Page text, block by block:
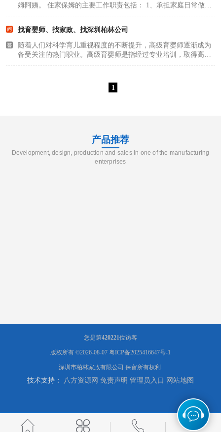
姆阿姨。 住家保姆的主要工作职责包括： 1、承担家庭日常做
活起居，费用..
找育婴师、找家政、找深圳柏林公司
随着人们对科学育儿重视程度的不断提升，高级育婴师逐渐成为
备受关注的热门职业。高级育婴师是指经过专业培训，取得高级
1
产品推荐
Development, design, production and sales in one of the manufacturing
enterprises
您是第420221位访客
版权所有 ©2026-08-07 粤ICP备2025416647号-1
深圳市柏林家政有限公司 保留所有权利.
技术支持： 八方资源网 免责声明 管理员入口 网站地图